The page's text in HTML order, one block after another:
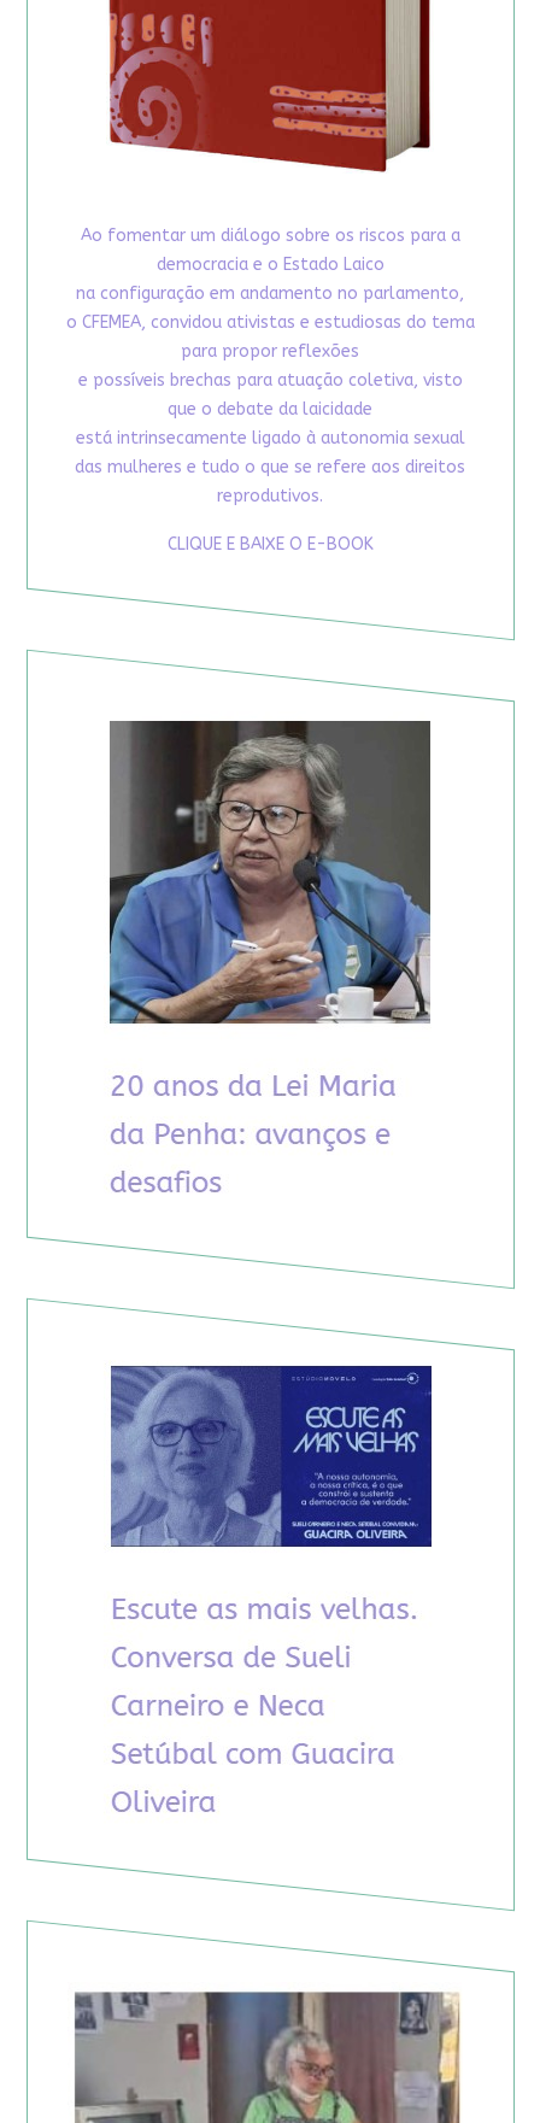
Ao fomentar um diálogo sobre os riscos para a
democracia e o Estado Laico
na configuração em andamento no parlamento,
o CFEMEA, convidou ativistas e estudiosas do tema
para propor reflexões
e possíveis brechas para atuação coletiva, visto
que o debate da laicidade
está intrinsecamente ligado à autonomia sexual
das mulheres e tudo o que se refere aos direitos
reprodutivos.
CLIQUE E BAIXE O E-BOOK